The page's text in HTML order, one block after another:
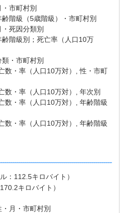
町村別
級（5歳階級）・市町村別
因分類別
級別；死亡率（人口10万
市町村別
率（人口10万対）, 性・市町
率（人口10万対）, 年次別
率（人口10万対）, 年齢階級
率（人口10万対）, 年齢階級
ル：112.5キロバイト）
170.2キロバイト）
・市町村別